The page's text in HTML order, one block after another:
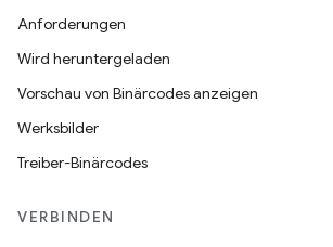
Anforderungen
Wird heruntergeladen
Vorschau von Binärcodes anzeigen
Werksbilder
Treiber-Binärcodes
VERBINDEN